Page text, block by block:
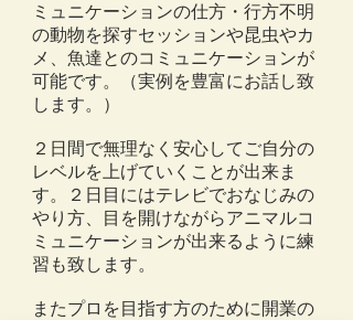
ミュニケーションの仕方・行方不明
の動物を探すセッションや昆虫やカ
メ、魚達とのコミュニケーションが
可能です。（実例を豊富にお話し致
します。）
２日間で無理なく安心してご自分の
レベルを上げていくことが出来ま
す。２日目にはテレビでおなじみの
やり方、目を開けながらアニマルコ
ミュニケーションが出来るように練
習も致します。
またプロを目指す方のために開業の